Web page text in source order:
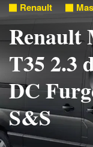
Renault
Renault
T35 2.3
DC
S&S